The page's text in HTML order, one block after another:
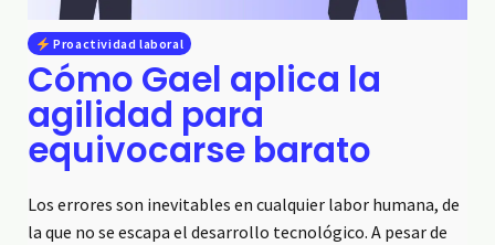
Proactividad laboral
Cómo Gael aplica la
agilidad para
equivocarse barato
Los errores son inevitables en cualquier labor humana, de
la que no se escapa el desarrollo tecnológico. A pesar de